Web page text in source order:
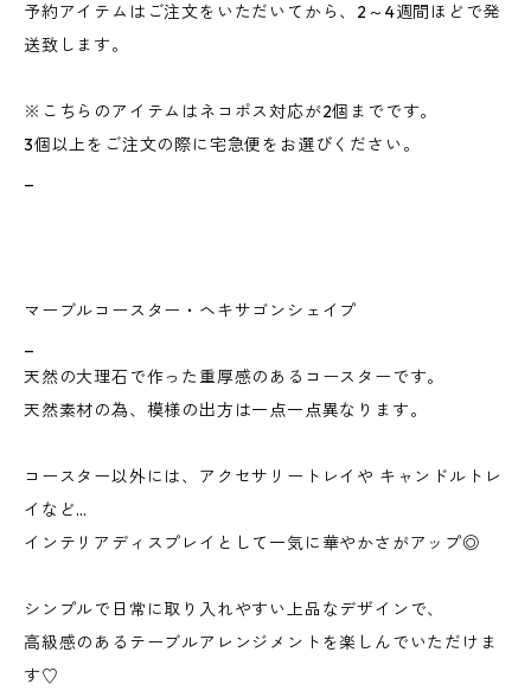
予約アイテムはご注文をいただいてから、2～4週間ほどで発
送致します。
※こちらのアイテムはネコポス対応が2個までです。
3個以上をご注文の際に宅急便をお選びください。
マーブルコースター・ヘキサゴンシェイプ
天然の大理石で作った重厚感のあるコースターです。
天然素材の為、模様の出方は一点一点異なります。
コースター以外には、アクセサリートレイや キャンドルトレ
イなど…
インテリアディスプレイとして一気に華やかさがアップ◎
シンプルで日常に取り入れやすい上品なデザインで、
高級感のあるテーブルアレンジメントを楽しんでいただけま
す♡